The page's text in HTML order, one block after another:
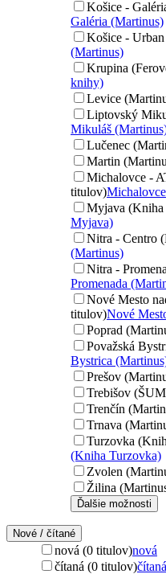
Košice -
Galéria (Martinus)
Košice -
(Martinus)
Krupina
knihy)
Levice
Liptovský
Mikuláš
Lučenec
Martin
Michalovce -
titulov)
Myjava
Myjava)
Nitra - Centro
(Martinus)
Nitra -
Promenada
Nové Mesto
titulov)Nové
Poprad
Považská
Bystrica
Prešov
Trebišov
Trenčín
Trnava
Turzovka
(Kniha Turzovka)
Zvolen
Žilina
Ďalšie možnosti
Nové / čítané
nová (0 titulov)nová
čítaná (0 titulov)čítaná